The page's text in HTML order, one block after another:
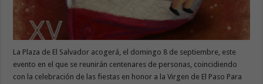
La Plaza de El Salvador acogerá, el domingo 8 de septiembre, este
evento en el que se reunirán centenares de personas, coincidiendo
con la celebración de las fiestas en honor a la Virgen de El Paso Para